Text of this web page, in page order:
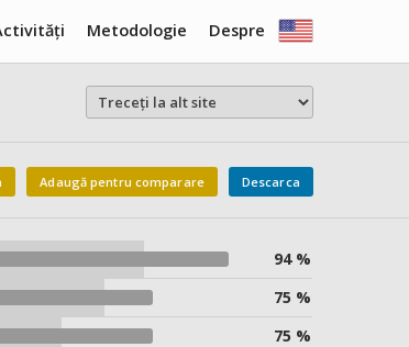
Despre
Metodologie
Descarca
Adaugă pentru comparare
94 %
75 %
75 %